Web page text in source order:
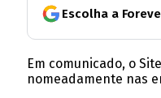
Escolha a
Em comunicado, o
nomeadamente nas